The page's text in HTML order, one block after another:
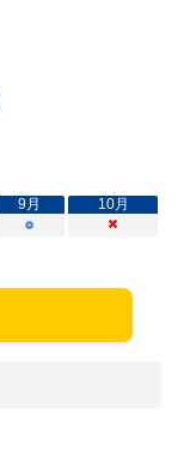
9月 10月
○ ×